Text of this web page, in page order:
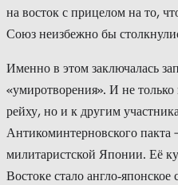
на восток с прицелом на то,
Союз неизбежно бы
Именно в этом заключалась
«умиротворения». И не
рейху, но и к другим
Антикоминтерновского
милитаристской Японии. Её
Востоке стало